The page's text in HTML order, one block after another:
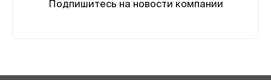
Подпишитесь на новости компании